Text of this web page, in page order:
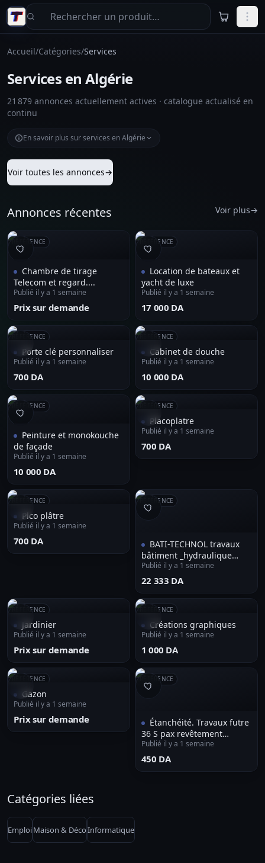
Aller au contenu principal
Accueil/Catégories/Services
Services en Algérie
21 879 annonces actuellement actives · catalogue actualisé en
continu
En savoir plus sur services en Algérie
Voir toutes les annonces→
Annonces récentes Voir plus→
RÉFÉRENCE
Chambre de tirage
Telecom et regard....
Publié il y a 1 semaine
Prix sur demande
RÉFÉRENCE
Location de bateaux et
yacht de luxe
Publié il y a 1 semaine
⁦17 000 DA⁩
RÉFÉRENCE
Porte clé personnaliser
Publié il y a 1 semaine
⁦700 DA⁩
RÉFÉRENCE
Cabinet de douche
Publié il y a 1 semaine
⁦10 000 DA⁩
RÉFÉRENCE
Peinture et monokouche
de façade
Publié il y a 1 semaine
⁦10 000 DA⁩
RÉFÉRENCE
Placoplatre
Publié il y a 1 semaine
⁦700 DA⁩
RÉFÉRENCE
Plco plâtre
Publié il y a 1 semaine
⁦700 DA⁩
RÉFÉRENCE
BATI-TECHNOL travaux
bâtiment _hydraulique
assainissement-publics
Publié il y a 1 semaine
⁦22 333 DA⁩
RÉFÉRENCE
Jardinier
Publié il y a 1 semaine
Prix sur demande
RÉFÉRENCE
Créations graphiques
Publié il y a 1 semaine
⁦1 000 DA⁩
RÉFÉRENCE
Gazon
Publié il y a 1 semaine
Prix sur demande
RÉFÉRENCE
Étanchéité. Travaux futre
36 S pax revêtement
bitume
Publié il y a 1 semaine
⁦450 DA⁩
Catégories liées
EmploiMaison & DécoInformatique